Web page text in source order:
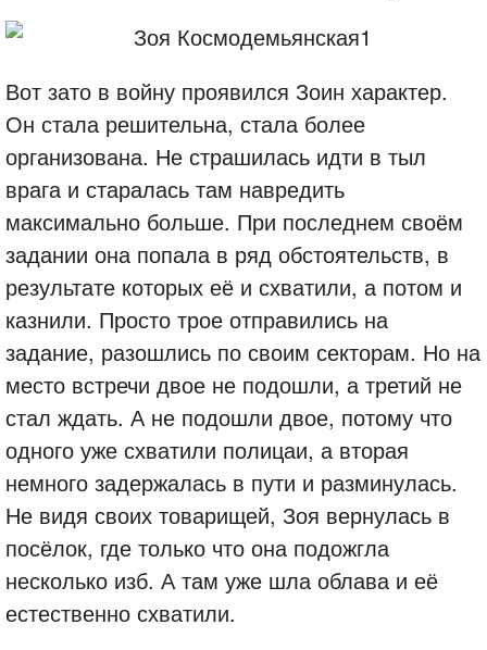
Вот зато в войну проявился Зоин характер.
Он стала решительна, стала более
организована. Не страшилась идти в тыл
врага и старалась там навредить
максимально больше. При последнем своём
задании она попала в ряд обстоятельств, в
результате которых её и схватили, а потом и
казнили. Просто трое отправились на
задание, разошлись по своим секторам. Но на
место встречи двое не подошли, а третий не
стал ждать. А не подошли двое, потому что
одного уже схватили полицаи, а вторая
немного задержалась в пути и разминулась.
Не видя своих товарищей, Зоя вернулась в
посёлок, где только что она подожгла
несколько изб. А там уже шла облава и её
естественно схватили.